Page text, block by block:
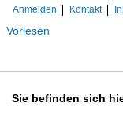
Vorlesen
Anmelden Kontakt
Sie befinden sich